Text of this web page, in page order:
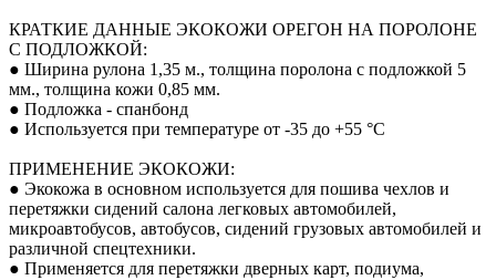
КРАТКИЕ ДАННЫЕ ЭКОКОЖИ ОРЕГОН НА ПОРОЛОНЕ
С ПОДЛОЖКОЙ:
● Ширина рулона 1,35 м., толщина поролона с подложкой 5
мм., толщина кожи 0,85 мм.
● Подложка - спанбонд
● Используется при температуре от -35 до +55 °С
ПРИМЕНЕНИЕ ЭКОКОЖИ:
● Экокожа в основном используется для пошива чехлов и
перетяжки сидений салона легковых автомобилей,
микроавтобусов, автобусов, сидений грузовых автомобилей и
различной спецтехники.
● Применяется для перетяжки дверных карт, подиума,